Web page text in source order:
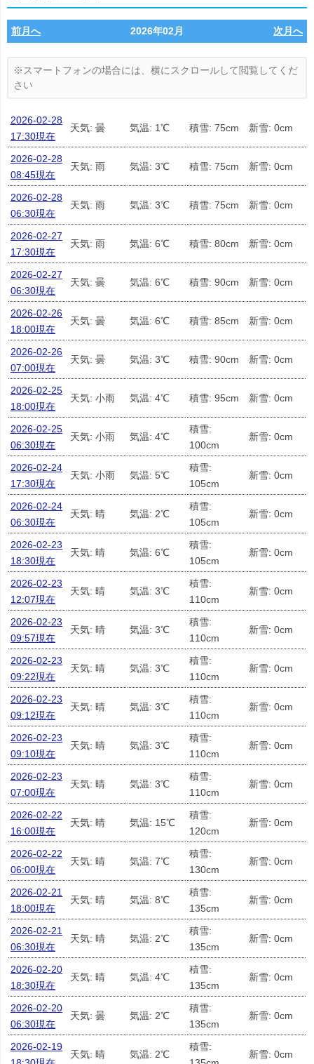
前月へ 2026年02月 次月へ
2026-02-28
17:30現在
天気: 曇 気温: 1℃ 積雪: 75cm 新雪: 0cm
2026-02-28
08:45現在
天気: 雨 気温: 3℃ 積雪: 75cm 新雪: 0cm
2026-02-28
06:30現在
天気: 雨 気温: 3℃ 積雪: 75cm 新雪: 0cm
2026-02-27
17:30現在
天気: 雨 気温: 6℃ 積雪: 80cm 新雪: 0cm
2026-02-27
06:30現在
天気: 曇 気温: 6℃ 積雪: 90cm 新雪: 0cm
2026-02-26
18:00現在
天気: 曇 気温: 6℃ 積雪: 85cm 新雪: 0cm
2026-02-26
07:00現在
天気: 曇 気温: 3℃ 積雪: 90cm 新雪: 0cm
2026-02-25
18:00現在
天気: 小雨 気温: 4℃ 積雪: 95cm 新雪: 0cm
2026-02-25
06:30現在
天気: 小雨 気温: 4℃
積雪:
100cm
新雪: 0cm
2026-02-24
17:30現在
天気: 小雨 気温: 5℃
積雪:
105cm
新雪: 0cm
2026-02-24
06:30現在
天気: 晴 気温: 2℃
積雪:
105cm
新雪: 0cm
2026-02-23
18:30現在
天気: 晴 気温: 6℃
積雪:
105cm
新雪: 0cm
2026-02-23
12:07現在
天気: 晴 気温: 3℃
積雪:
110cm
新雪: 0cm
2026-02-23
09:57現在
天気: 晴 気温: 3℃
積雪:
110cm
新雪: 0cm
2026-02-23
09:22現在
天気: 晴 気温: 3℃
積雪:
110cm
新雪: 0cm
2026-02-23
09:12現在
天気: 晴 気温: 3℃
積雪:
110cm
新雪: 0cm
2026-02-23
09:10現在
天気: 晴 気温: 3℃
積雪:
110cm
新雪: 0cm
2026-02-23
07:00現在
天気: 晴 気温: 3℃
積雪:
110cm
新雪: 0cm
2026-02-22
16:00現在
天気: 晴 気温: 15℃
積雪:
120cm
新雪: 0cm
2026-02-22
06:00現在
天気: 晴 気温: 7℃
積雪:
130cm
新雪: 0cm
2026-02-21
18:00現在
天気: 晴 気温: 8℃
積雪:
135cm
新雪: 0cm
2026-02-21
06:30現在
天気: 晴 気温: 2℃
積雪:
135cm
新雪: 0cm
2026-02-20
18:30現在
天気: 晴 気温: 4℃
積雪:
135cm
新雪: 0cm
2026-02-20
06:30現在
天気: 曇 気温: 2℃
積雪:
135cm
新雪: 0cm
2026-02-19
天気: 晴 気温: 2℃
積雪:
新雪: 0cm